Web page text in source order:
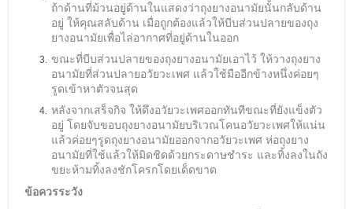
ถ้าด้านที่ม้วนอยู่ด้านในแสดงว่าถุงยางอนามัยนั้นกลับด้าน
อยู่ ให้คุณสลับด้าน เมื่อถูกต้องแล้วให้บีบส่วนปลายของถุง
ยางอนามัยเพื่อไล่อากาศที่อยู่ด้านในออก
ขณะที่บีบส่วนปลายของถุงยางอนามัยเอาไว้ ให้วางถุงยาง
อนามัยที่ส่วนปลายอวัยวะเพศ แล้วใช้มืออีกข้างหนึ่งค่อยๆ
รูดเข้าหาตัวจนสุด
หลังจากเสร็จกิจ ให้ดึงอวัยวะเพศออกทันทีขณะที่ยังแข็งตัว
อยู่ โดยจับขอบถุงยางอนามัยบริเวณโคนอวัยวะเพศให้แน่น
แล้วค่อยๆรูดถุงยางอนามัยออกจากอวัยวะเพศ ห่อถุงยาง
อนามัยที่ใช้แล้วให้มิดชิดด้วยกระดาษชำระ และทิ้งลงในถัง
ขยะห้ามทิ้งลงชักโครกโดยเด็ดขาด
ข้อควรระวัง